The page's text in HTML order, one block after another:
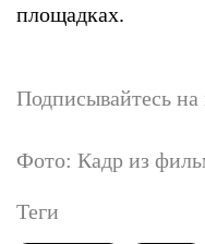
площадках.
Подписывайтесь
Фото: Кадр из
Теги